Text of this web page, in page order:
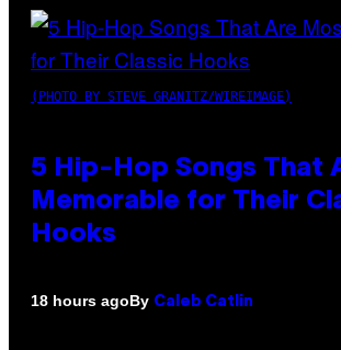
(PHOTO BY STEVE GRANITZ/WIREIMAGE)
5 Hip-Hop Songs That
Memorable for Their
Hooks
18 hours agoBy Caleb Catlin